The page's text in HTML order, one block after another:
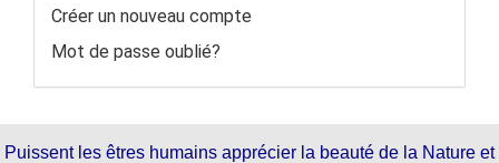
Créer un nouveau compte
Mot de passe oublié?
Puissent les êtres humains apprécier la beauté de la Nature et